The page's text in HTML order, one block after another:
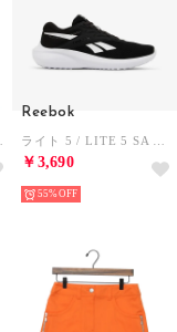
Reebok
￥3,690
55%